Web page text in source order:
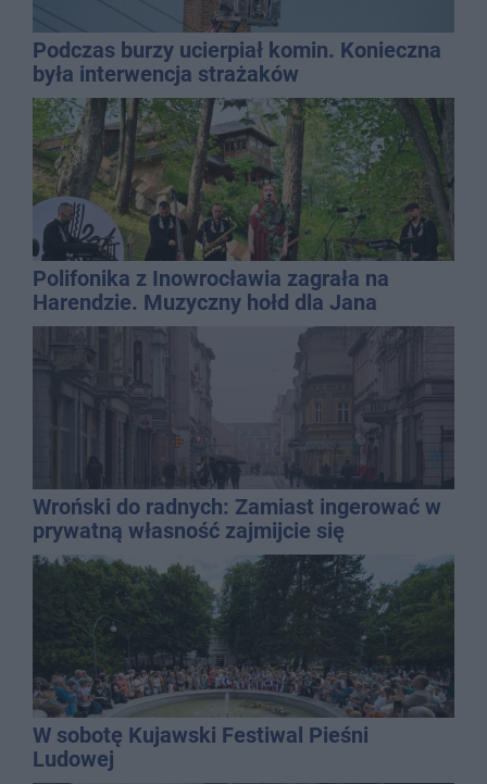
Podczas burzy ucierpiał komin. Konieczna
była interwencja strażaków
Polifonika z Inowrocławia zagrała na
Harendzie. Muzyczny hołd dla Jana
Kasprowicza
Wroński do radnych: Zamiast ingerować w
prywatną własność zajmijcie się
gospodarką
W sobotę Kujawski Festiwal Pieśni
Ludowej